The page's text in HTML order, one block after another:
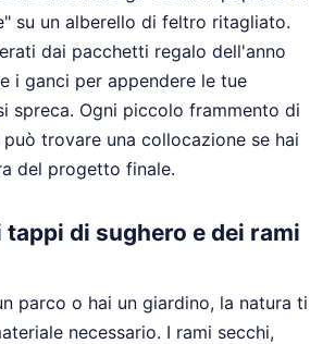
su un alberello di feltro ritagliato.
dai pacchetti regalo dell'anno
i ganci per appendere le tue
spreca. Ogni piccolo frammento di
trovare una collocazione se hai
del progetto finale.
tappi di sughero e dei rami
parco o hai un giardino, la natura ti
necessario. I rami secchi,